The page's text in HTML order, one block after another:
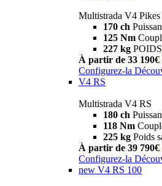
Multistrada V4 Pikes
170 ch
125 Nm
227 kg
À partir de 33 190€
Configurez-la
V4 RS
Multistrada V4 RS
180 ch
118 Nm
225 kg Poids
À partir de 39 790€
Configurez-la
new V4 RS 100